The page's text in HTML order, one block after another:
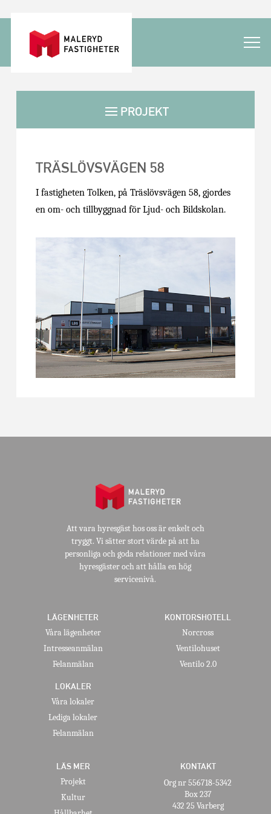
PROJEKT
TRÄSLÖVSVÄGEN 58
I fastigheten Tolken, på Träslövsvägen 58, gjordes
en om- och tillbyggnad för Ljud- och Bildskolan.
Att vara hyresgäst hos oss är enkelt och
tryggt. Vi sätter stort värde på att ha
personliga och goda relationer med våra
hyresgäster och att hålla en hög
servicenivå.
LÄGENHETER
Våra lägenheter
Intresseanmälan
Felanmälan
LOKALER
Våra lokaler
Lediga lokaler
Felanmälan
KONTORSHOTELL
Norcross
Ventilohuset
Ventilo 2.0
LÄS MER
Projekt
Kultur
KONTAKT
Org nr 556718-5342
Box 237
432 25 Varberg